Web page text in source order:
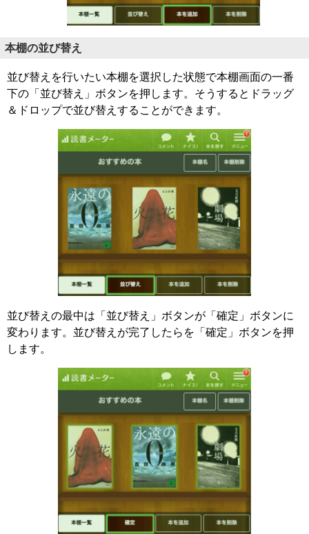
本棚の並び替え
並び替えを行いたい本棚を選択した状態で本棚画面の一番
下の「並び替え」ボタンを押します。そうするとドラッグ
＆ドロップで並び替えすることができます。
並び替えの最中は「並び替え」ボタンが「確定」ボタンに
変わります。並び替えが完了したらを「確定」ボタンを押
します。